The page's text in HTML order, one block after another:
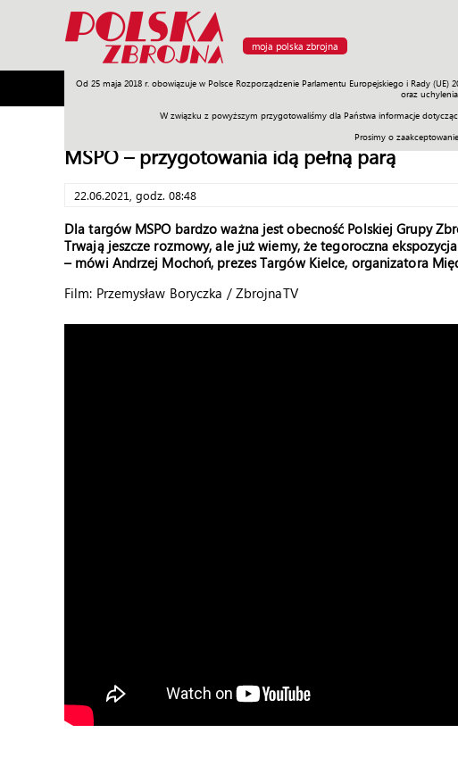
moja polska zbrojna
Od 25 maja 2018 r. obowiązuje w Polsce Rozporządzenie Parlamentu Europejskiego i Rady
oraz
W związku z powyższym przygotowaliśmy dla Państwa informacje
Prosimy o
Armia Poligon Sprzęt Misje Polityka Prawo Świat
MSPO – przygotowania idą pełną parą
22.06.2021, godz. 08:48
Dla targów MSPO bardzo ważna jest obecność Polskiej Grupy
Trwają jeszcze rozmowy, ale już wiemy, że tegoroczna
– mówi Andrzej Mochoń, prezes Targów Kielce, organizatora
Film: Przemysław Boryczka / ZbrojnaTV